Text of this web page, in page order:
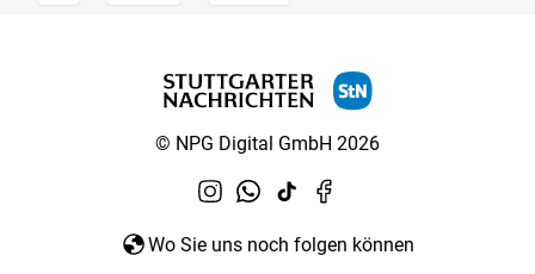
© NPG Digital GmbH 2026
Wo Sie uns noch folgen können